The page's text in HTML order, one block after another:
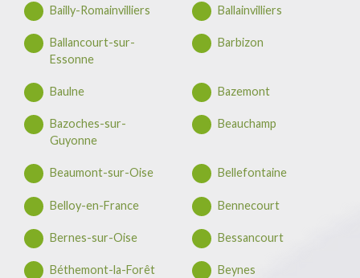
Bailly-Romainvilliers Ballainvilliers
Ballancourt-sur-
Essonne
Barbizon
Baulne Bazemont
Bazoches-sur-
Guyonne
Beauchamp
Beaumont-sur-Oise Bellefontaine
Belloy-en-France Bennecourt
Bernes-sur-Oise Bessancourt
Béthemont-la-Forêt Beynes